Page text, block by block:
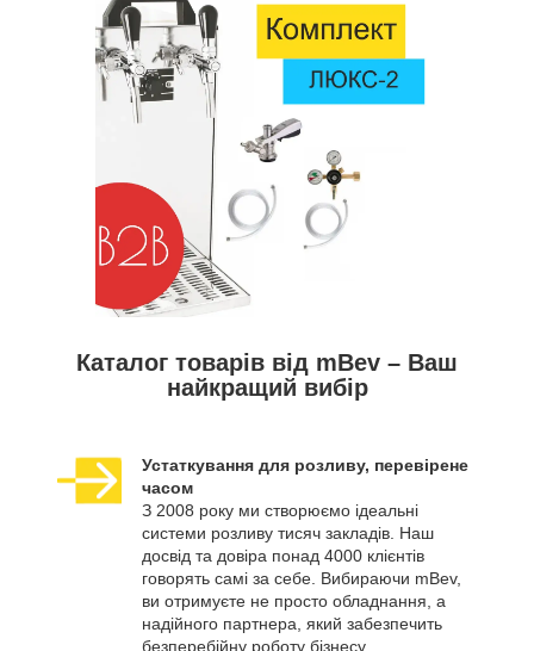
Каталог товарів від mBev – Ваш
найкращий вибір
Устаткування для розливу, перевірене
часом
З 2008 року ми створюємо ідеальні
системи розливу тисяч закладів. Наш
досвід та довіра понад 4000 клієнтів
говорять самі за себе. Вибираючи mBev,
ви отримуєте не просто обладнання, а
надійного партнера, який забезпечить
безперебійну роботу бізнесу.